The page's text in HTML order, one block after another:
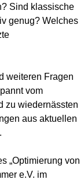
Sind klassische
genug? Welches
weiteren Fragen
vom
zu wiedernässten
aus aktuellen
„Optimierung von
e.V. im